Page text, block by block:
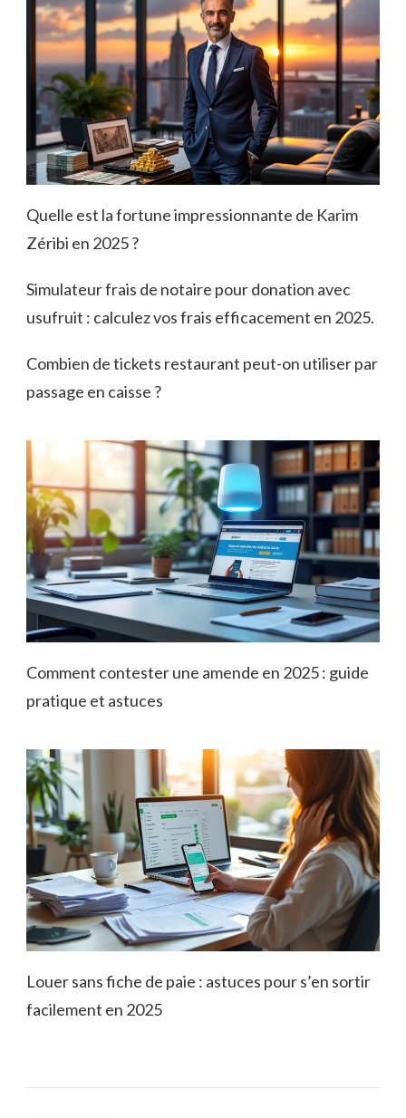
Quelle est la fortune impressionnante de Karim
Zéribi en 2025 ?
Simulateur frais de notaire pour donation avec
usufruit : calculez vos frais efficacement en 2025.
Combien de tickets restaurant peut-on utiliser par
passage en caisse ?
Comment contester une amende en 2025 : guide
pratique et astuces
Louer sans fiche de paie : astuces pour s’en sortir
facilement en 2025